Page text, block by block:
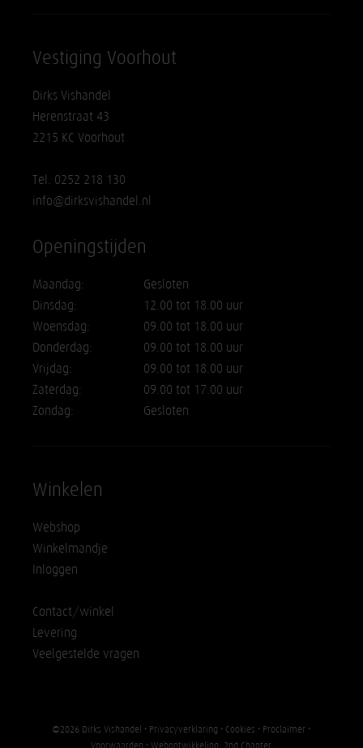
Vestiging Voorhout
Dirks Vishandel
Herenstraat 43
2215 KC Voorhout
Tel. 0252 218 130
info@dirksvishandel.nl
Openingstijden
Maandag:
Gesloten
Dinsdag:
12.00 tot 18.00 uur
Woensdag:
09.00 tot 18.00 uur
Donderdag:
09.00 tot 18.00 uur
Vrijdag:
09.00 tot 18.00 uur
Zaterdag:
09.00 tot 17.00 uur
Zondag:
Gesloten
Winkelen
Webshop
Winkelmandje
Inloggen
Contact/winkel
Levering
Veelgestelde vragen
©2026 Dirks Vishandel • Privacyverklaring • Cookies • Proclaimer •
Voorwaarden • Webontwikkeling: 2nd Chapter